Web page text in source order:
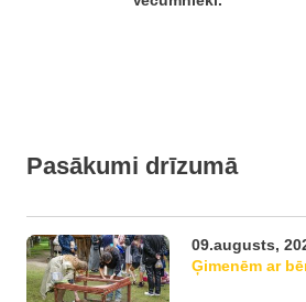
Pasākumi drīzumā
09.augusts,
Ģimenēm ar